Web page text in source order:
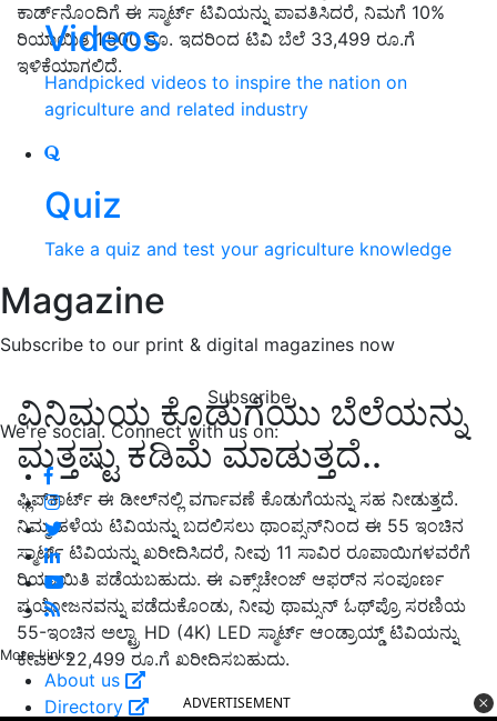
Videos
Handpicked videos to inspire the nation on
agriculture and related industry
Quiz
Take a quiz and test your agriculture knowledge
Magazine
Subscribe to our print & digital magazines now
Subscribe
We're social. Connect with us on:
More Links
About us
Directory
ಕಾರ್ಡ್‌ನೊಂದಿಗೆ ಈ ಸ್ಮಾರ್ಟ್ ಟಿವಿಯನ್ನು ಪಾವತಿಸಿದರೆ, ನಿಮಗೆ 10%
ರಿಯಾಯಿತಿ 1,500 ರೂ. ಇದರಿಂದ ಟಿವಿ ಬೆಲೆ 33,499 ರೂ.ಗೆ
ಇಳಿಕೆಯಾಗಲಿದೆ.
ವಿನಿಮಯ ಕೊಡುಗೆಯು ಬೆಲೆಯನ್ನು
ಮತ್ತಷ್ಟು ಕಡಿಮೆ ಮಾಡುತ್ತದೆ..
ಫ್ಲಿಪ್‌ಕಾರ್ಟ್ ಈ ಡೀಲ್‌ನಲ್ಲಿ ವರ್ಗಾವಣೆ ಕೊಡುಗೆಯನ್ನು ಸಹ ನೀಡುತ್ತದೆ.
ನಿಮ್ಮ ಹಳೆಯ ಟಿವಿಯನ್ನು ಬದಲಿಸಲು ಥಾಂಪ್ಸನ್‌ನಿಂದ ಈ 55 ಇಂಚಿನ
ಸ್ಮಾರ್ಟ್ ಟಿವಿಯನ್ನು ಖರೀದಿಸಿದರೆ, ನೀವು 11 ಸಾವಿರ ರೂಪಾಯಿಗಳವರೆಗೆ
ರಿಯಾಯಿತಿ ಪಡೆಯಬಹುದು. ಈ ಎಕ್ಸ್‌ಚೇಂಜ್ ಆಫರ್‌ನ ಸಂಪೂರ್ಣ
ಪ್ರಯೋಜನವನ್ನು ಪಡೆದುಕೊಂಡು, ನೀವು ಥಾಮ್ಸನ್ ಓಥ್‌ಪ್ರೊ ಸರಣಿಯ
55-ಇಂಚಿನ ಅಲ್ಟ್ರಾ HD (4K) LED ಸ್ಮಾರ್ಟ್ ಆಂಡ್ರಾಯ್ಡ್ ಟಿವಿಯನ್ನು
ಕೇವಲ 22,499 ರೂ.ಗೆ ಖರೀದಿಸಬಹುದು.
ADVERTISEMENT